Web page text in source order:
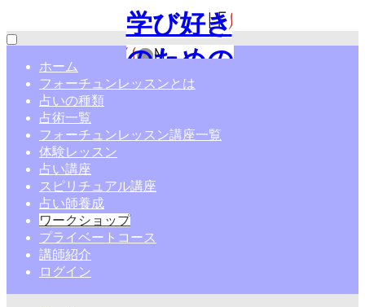
学び好き
のための
占い通信
講座|フォ
ホーム
フォーチュンレッスンとは
占いの種類
占術一覧
フォーチュンレッスン講座一覧
体験レッスン
占い講座
スピリチュアル講座
占い師養成
ワークショップ
プライベートコース
講師紹介
ログイン